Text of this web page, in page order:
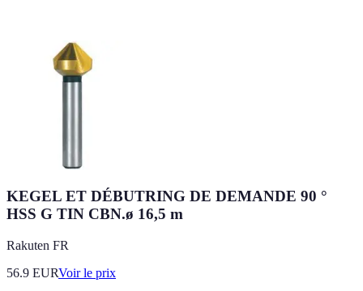
KEGEL ET DÉBUTRING DE DEMANDE 90 °
HSS G TIN CBN.ø 16,5 m
Rakuten FR
56.9 EURVoir le prix